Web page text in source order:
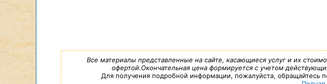
Все материалы представленные на сайте, касающиеся услуг и их
офертой.Окончательная цена формируется с учетом
Для получения подробной информации, пожалуйста, обращайтесь